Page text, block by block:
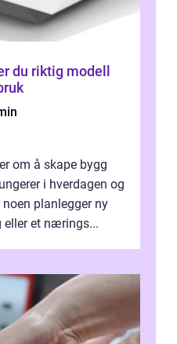
om å skape bygg
i hverdagen og
planlegger ny
eller et nærings...